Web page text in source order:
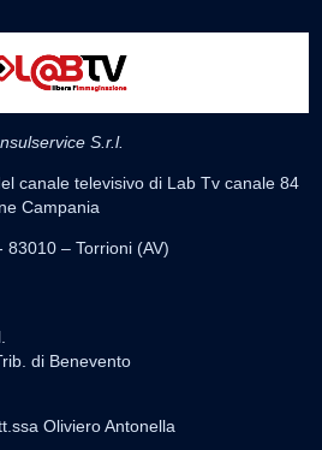
S.r.l.
canale televisivo di Lab Tv canale 84
Campania
– Torrioni (AV)
di Benevento
Oliviero Antonella